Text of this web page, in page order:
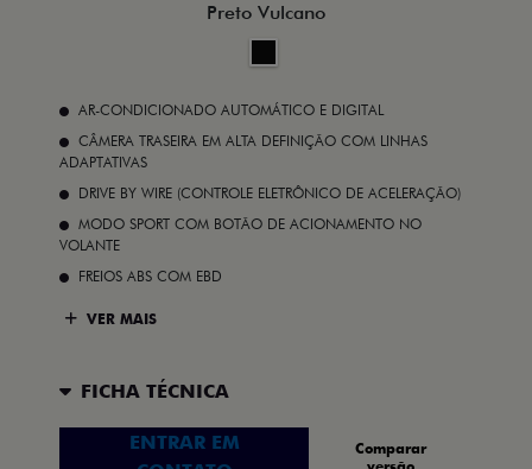
Preto Vulcano
AR-CONDICIONADO AUTOMÁTICO E DIGITAL
CÂMERA TRASEIRA EM ALTA DEFINIÇÃO COM LINHAS
ADAPTATIVAS
DRIVE BY WIRE (CONTROLE ELETRÔNICO DE ACELERAÇÃO)
MODO SPORT COM BOTÃO DE ACIONAMENTO NO
VOLANTE
FREIOS ABS COM EBD
VER MAIS
FICHA TÉCNICA
ENTRAR EM
Comparar